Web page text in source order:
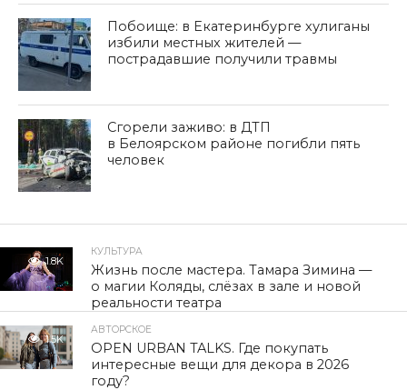
Побоище: в Екатеринбурге хулиганы
избили местных жителей —
пострадавшие получили травмы
Сгорели заживо: в ДТП
в Белоярском районе погибли пять
человек
1.8K
КУЛЬТУРА
Жизнь после мастера. Тамара Зимина —
о магии Коляды, слёзах в зале и новой
реальности театра
1.5K
АВТОРСКОЕ
OPEN URBAN TALKS. Где покупать
интересные вещи для декора в 2026
году?